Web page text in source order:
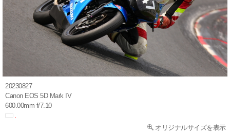
20230827
Canon EOS 5D Mark IV
600.00mm f/7.10
オリジナルサイズを表示